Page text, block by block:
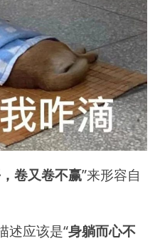
卷又卷不赢”来形容自
述应该是“身躺而心不